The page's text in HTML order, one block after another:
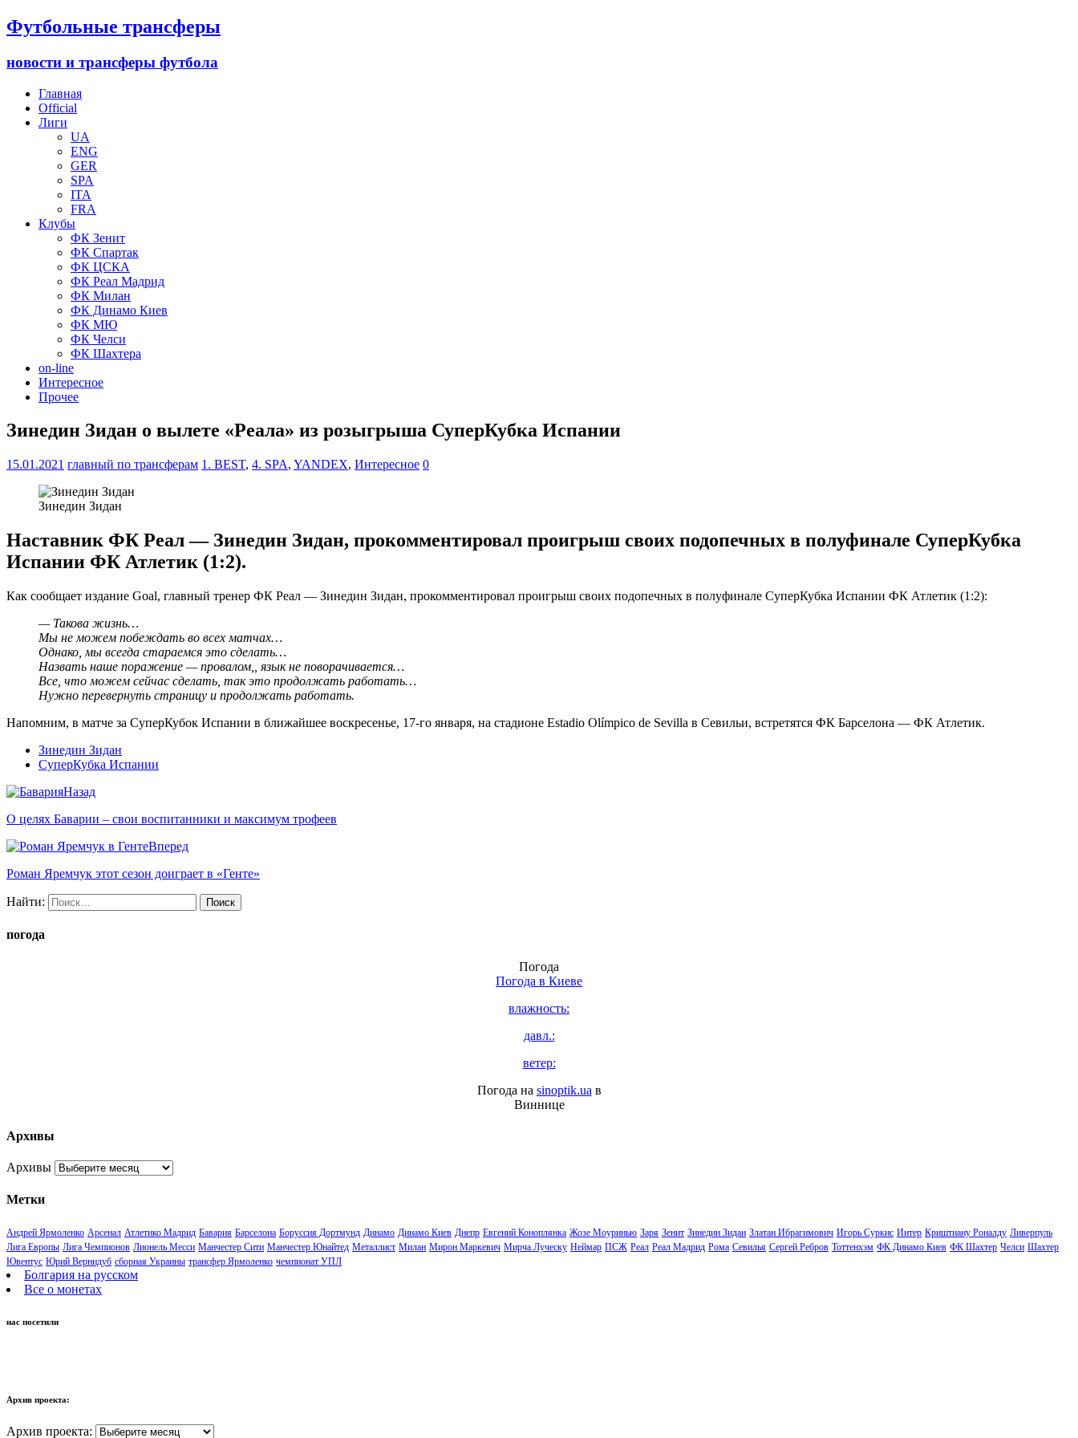
Футбольные трансферы
новости и трансферы футбола
Главная
Official
Лиги
UA
ENG
GER
SPA
ITA
FRA
Клубы
ФК Зенит
ФК Спартак
ФК ЦСКА
ФК Реал Мадрид
ФК Милан
ФК Динамо Киев
ФК МЮ
ФК Челси
ФК Шахтера
on-line
Интересное
Прочее
Зинедин Зидан о вылете «Реала» из розыгрыша СуперКубка Испании
15.01.2021 главный по трансферам 1. BEST, 4. SPA, YANDEX, Интересное 0
Зинедин Зидан
Наставник ФК Реал — Зинедин Зидан, прокомментировал проигрыш своих подопечных в полуфинале СуперКубка
Испании ФК Атлетик (1:2).
Как сообщает издание Goal, главный тренер ФК Реал — Зинедин Зидан, прокомментировал проигрыш своих подопечных в полуфинале СуперКубка Испании ФК Атлетик (1:2):
— Такова жизнь…
Мы не можем побеждать во всех матчах…
Однако, мы всегда стараемся это сделать…
Назвать наше поражение — провалом,, язык не поворачивается…
Все, что можем сейчас сделать, так это продолжать работать…
Нужно перевернуть страницу и продолжать работать.
Напомним, в матче за СуперКубок Испании в ближайшее воскресенье, 17-го января, на стадионе Estadio Olímpico de Sevilla в Севильи, встретятся ФК Барселона — ФК Атлетик.
Зинедин Зидан
СуперКубка Испании
Назад
О целях Баварии – свои воспитанники и максимум трофеев
Вперед
Роман Яремчук этот сезон доиграет в «Генте»
Найти:
погода
Погода
Погода в Киеве
влажность:
давл.:
ветер:
Погода на sinoptik.ua в
Виннице
Архивы
Архивы
Метки
Андрей Ярмоленко Арсенал Атлетико Мадрид Бавария Барселона Боруссия Дортмунд Динамо Динамо Киев Днепр Евгений Коноплянка Жозе Моуринью Заря Зенит Зинедин Зидан Златан Ибрагимович Игорь Суркис Интер Криштиану Роналду Ливерпуль
Лига Европы Лига Чемпионов Лионель Месси Манчестер Сити Манчестер Юнайтед Металлист Милан Мирон Маркевич Мирча Луческу Неймар ПСЖ Реал Реал Мадрид Рома Севилья Сергей Ребров Тоттенхэм ФК Динамо Киев ФК Шахтер Челси Шахтер
Ювентус Юрий Вернидуб сборная Украины трансфер Ярмоленко чемпионат УПЛ
Болгария на русском
Все о монетах
нас посетили
Архив проекта:
Архив проекта: